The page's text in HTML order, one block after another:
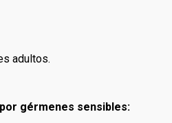
adultos.
gérmenes sensibles: